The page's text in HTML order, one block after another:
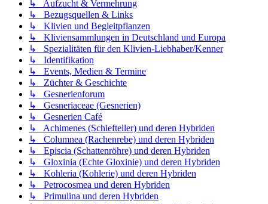
↳ Aufzucht & Vermehrung
↳ Bezugsquellen & Links
↳ Klivien und Begleitpflanzen
↳ Kliviensammlungen in Deutschland und Europa
↳ Spezialitäten für den Klivien-Liebhaber/Kenner
↳ Identifikation
↳ Events, Medien & Termine
↳ Züchter & Geschichte
↳ Gesnerienforum
↳ Gesneriaceae (Gesnerien)
↳ Gesnerien Café
↳ Achimenes (Schiefteller) und deren Hybriden
↳ Columnea (Rachenrebe) und deren Hybriden
↳ Episcia (Schattenröhre) und deren Hybriden
↳ Gloxinia (Echte Gloxinie) und deren Hybriden
↳ Kohleria (Kohlerie) und deren Hybriden
↳ Petrocosmea und deren Hybriden
↳ Primulina und deren Hybriden